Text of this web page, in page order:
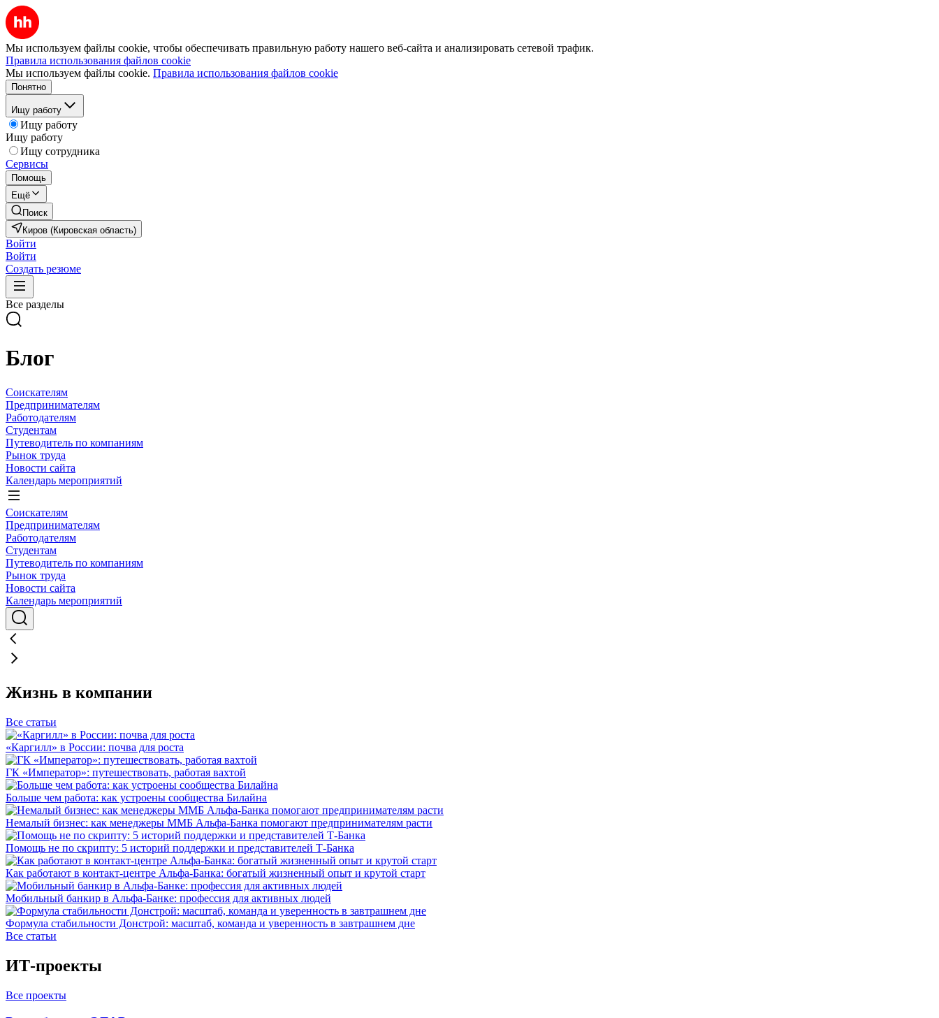
Мы используем файлы cookie, чтобы обеспечивать правильную работу нашего веб-сайта и анализировать сетевой трафик.
Правила использования файлов cookie
Мы используем файлы cookie. Правила использования файлов cookie
Понятно
Ищу работу
Ищу работу
Ищу работу
Ищу сотрудника
Сервисы
Помощь
Ещё
Поиск
Киров (Кировская область)
Войти
Войти
Создать резюме
Все разделы
Блог
Соискателям
Предпринимателям
Работодателям
Студентам
Путеводитель по компаниям
Рынок труда
Новости сайта
Календарь мероприятий
Соискателям
Предпринимателям
Работодателям
Студентам
Путеводитель по компаниям
Рынок труда
Новости сайта
Календарь мероприятий
Жизнь в компании
Все статьи
«Каргилл» в России: почва для роста
ГК «Император»: путешествовать, работая вахтой
Больше чем работа: как устроены сообщества Билайна
Немалый бизнес: как менеджеры ММБ Альфа-Банка помогают предпринимателям расти
Помощь не по скрипту: 5 историй поддержки и представителей Т-Банка
Как работают в контакт-центре Альфа-Банка: богатый жизненный опыт и крутой старт
Мобильный банкир в Альфа-Банке: профессия для активных людей
Формула стабильности Донстрой: масштаб, команда и уверенность в завтрашнем дне
Все статьи
ИТ-проекты
Все проекты